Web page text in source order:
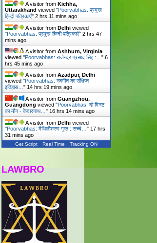
A visitor from Kichha,
Uttarakhand viewed "Poorvabhas: प्रमुख
हिन्दी पत्रिकाएँ" 2 hrs 11 mins ago
A visitor from Delhiviewed
"Poorvabhas: प्रमुख हिन्दी पत्रिकाएँ" 2 hrs 47
mins ago
A visitor from Ashburn, Virginia
viewed "Poorvabhas: राजेन्द्र प्रसाद सिंह :… " 6
hrs 45 mins ago
A visitor from Azadpur, Delhi
viewed "Poorvabhas: नवगीत का संक्षिप्त
इतिहास… " 14 hrs 19 mins ago
A visitor from Guangzhou,
Guangdong viewed "Poorvabhas: दो मिनट
का मौन - केदारनाथ… " 16 hrs 14 mins ago
A visitor from Delhiviewed
"Poorvabhas: मैथिलीशरण गुप्त : सच्चे… " 17 hrs
31 mins ago
Get Script Real Time Tracking ON
LAWBRO